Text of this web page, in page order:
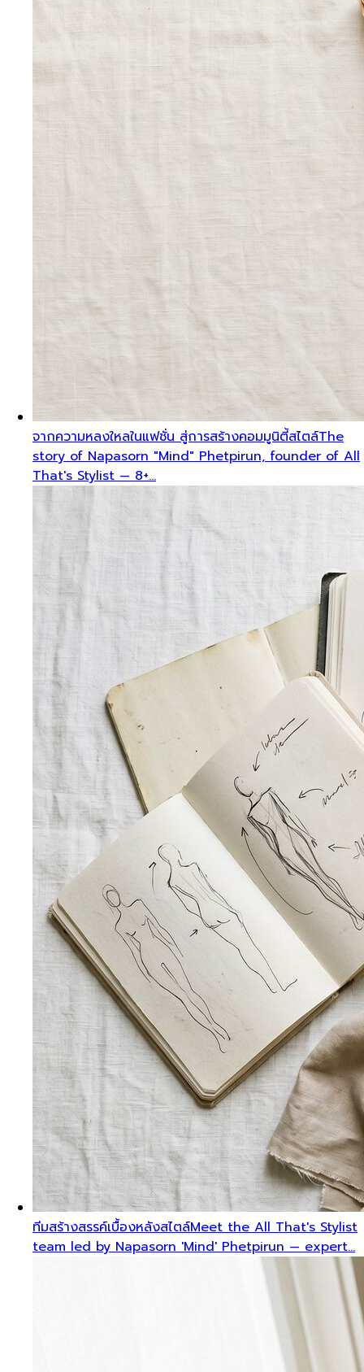
จากความหลงใหลในแฟชั่น สู่การสร้างคอมมูนิตี้สไตล์The
story of Napasorn "Mind" Phetpirun, founder of All
That's Stylist — 8+…
ทีมสร้างสรรค์เบื้องหลังสไตล์Meet the All That's Stylist
team led by Napasorn 'Mind' Phetpirun — expert…